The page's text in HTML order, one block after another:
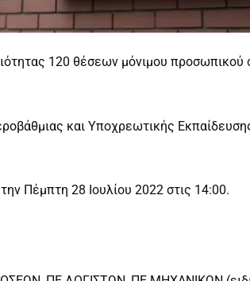
120 θέσεων μόνιμου προσωπικού
και Υποχρεωτικής
Πέμπτη 28 Ιουλίου 2022 στις 14:00.